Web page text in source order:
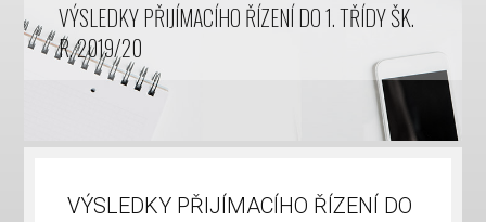
VÝSLEDKY PŘIJÍMACÍHO ŘÍZENÍ DO 1. TŘÍDY ŠK.
R. 2019/20
VÝSLEDKY PŘIJÍMACÍHO ŘÍZENÍ DO